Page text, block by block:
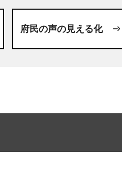
府民の声の見える化